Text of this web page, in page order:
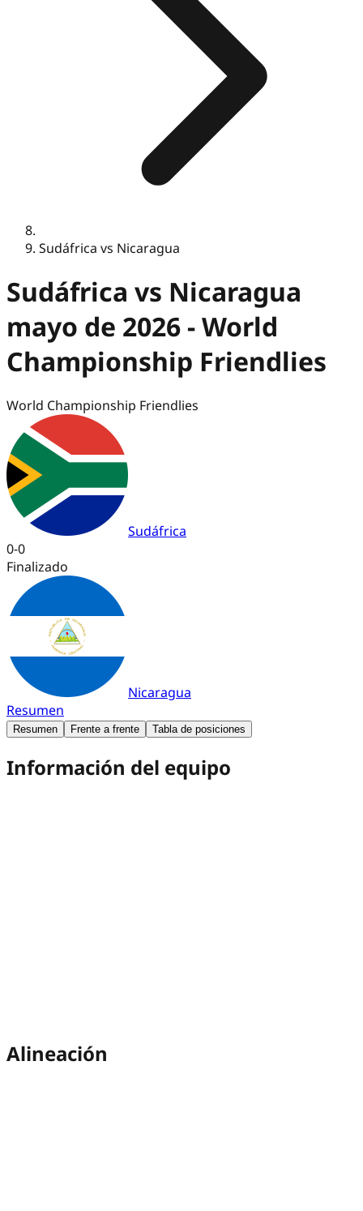
Sudáfrica vs Nicaragua
Sudáfrica vs Nicaragua
mayo de 2026 - World
Championship Friendlies
World Championship Friendlies
Sudáfrica
0-0
Finalizado
Nicaragua
Resumen
Resumen Frente a frente Tabla de posiciones
Información del equipo
Alineación